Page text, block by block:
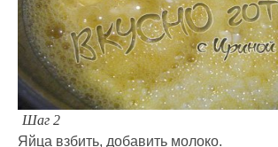
Шаг 2
Яйца взбить, добавить молоко.